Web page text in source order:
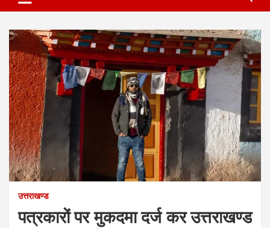
उत्तराखण्ड
पत्रकारों पर मुकदमा दर्ज कर उत्तराखण्ड